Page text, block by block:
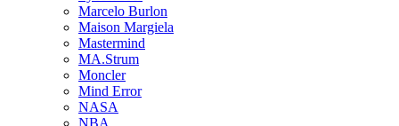
Marcelo Burlon
Maison Margiela
Mastermind
MA.Strum
Moncler
Mind Error
NASA